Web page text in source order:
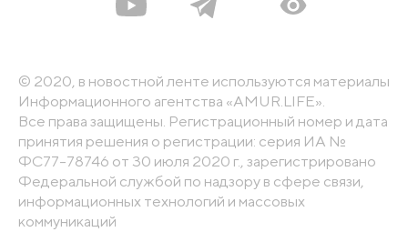
© 2020, в новостной ленте используются материалы
Информационного агентства «AMUR.LIFE».
Все права защищены. Регистрационный номер и дата
принятия решения о регистрации: серия ИА №
ФС77-78746 от 30 июля 2020 г., зарегистрировано
Федеральной службой по надзору в сфере связи,
информационных технологий и массовых
коммуникаций